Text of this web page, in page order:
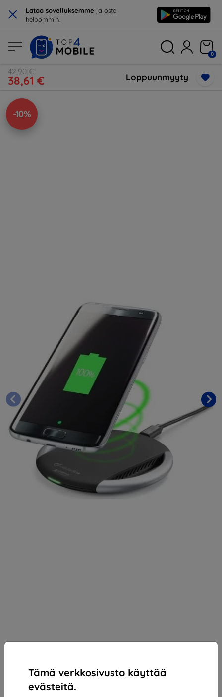
× Lataa sovelluksemme ja osta
helpommin.
Tämä verkkosivusto käyttää
evästeitä.
0
42,90 €
38,61 € Loppuunmyyty
-10%